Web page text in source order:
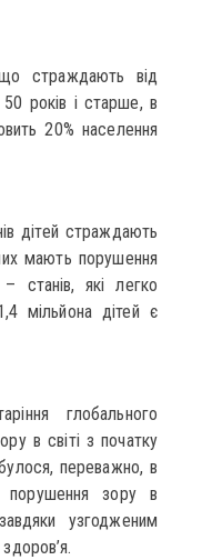
страждають від
років і старше, в
20% населення
дітей страждають
мають порушення
станів, які легко
мільйона дітей є
глобального
в світі з початку
переважно, в
порушення зору в
узгодженим